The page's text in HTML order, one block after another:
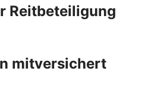
Reitbeteiligung
mitversichert